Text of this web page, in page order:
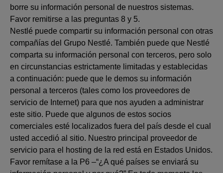
borre su información personal de nuestros sistemas.
Favor remitirse a las preguntas 8 y 5.
Nestlé puede compartir su información personal con otras
compañías del Grupo Nestlé. También puede que Nestlé
comparta su información personal con terceros, pero solo
en circunstancias estrictamente limitadas y establecidas
a continuación: puede que le demos su información
personal a terceros (tales como los proveedores de
servicio de Internet) para que nos ayuden a administrar
este sitio. Puede que algunos de estos socios
comerciales esté localizados fuera del país desde el cual
usted accedió al sitio. Nuestro principal proveedor de
servicio para el hosting de la red está en Estados Unidos.
Favor remítase a la P6 –“¿A qué países se enviará su